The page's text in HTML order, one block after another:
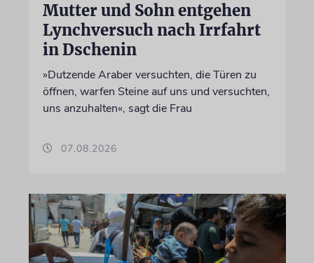
Mutter und Sohn entgehen
Lynchversuch nach Irrfahrt
in Dschenin
»Dutzende Araber versuchten, die Türen zu
öffnen, warfen Steine auf uns und versuchten,
uns anzuhalten«, sagt die Frau
07.08.2026